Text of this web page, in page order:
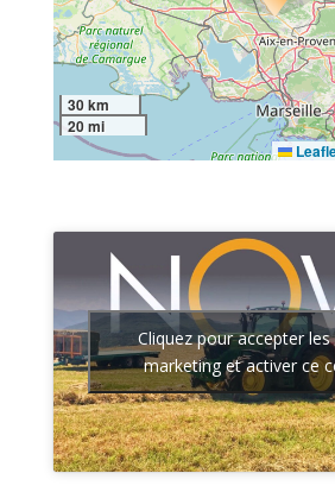
30 km
20 mi
Cliquez pour accepter
marketing et activer ce